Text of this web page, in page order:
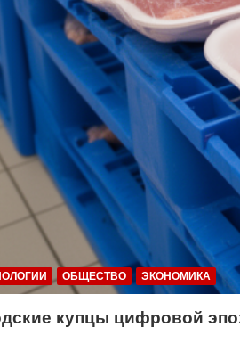
ОБЩЕСТВО ЭКОНОМИКА
купцы цифровой